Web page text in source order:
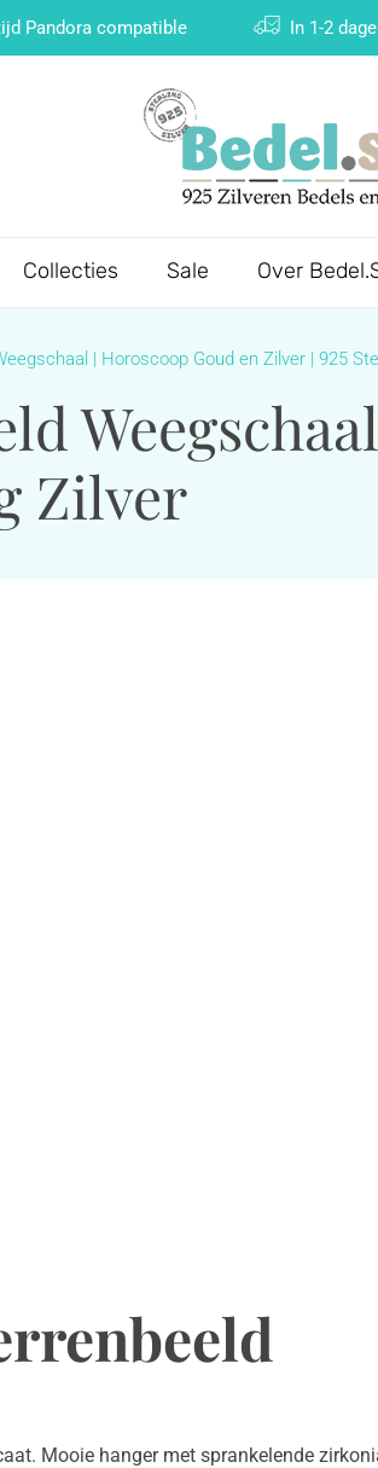
Pandora compatible In 1-2
Collecties Sale Over
| Horoscoop Goud en Zilver | 925
Zilver
Mooie hanger met sprankelende